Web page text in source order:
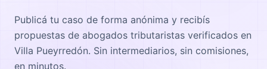
Publicá tu caso de forma anónima y recibís
propuestas de abogados tributaristas verificados en
Villa Pueyrredón. Sin intermediarios, sin comisiones,
en minutos.